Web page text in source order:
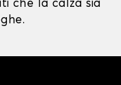
che la calza sia